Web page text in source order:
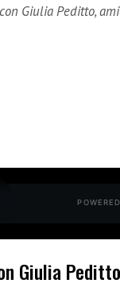
Giulia Peditto,
Giulia Peditto